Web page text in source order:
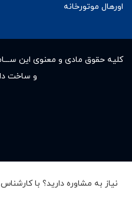
اورهال موتورخانه
کلیه حقوق مادى و معنوى این
و ساخت
نیاز به مشاوره دارید؟ با